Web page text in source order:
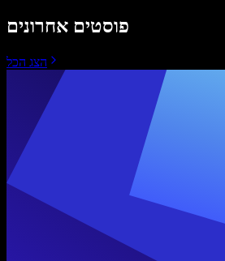
פוסטים אחרונים
הצג הכל